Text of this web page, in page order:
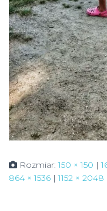
Rozmiar:150 × 150 |
864 × 1536 | 1152 × 2048